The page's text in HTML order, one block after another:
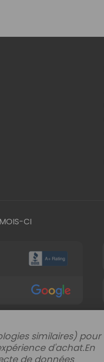
CI
similaires) pour
d'achat.En
de données